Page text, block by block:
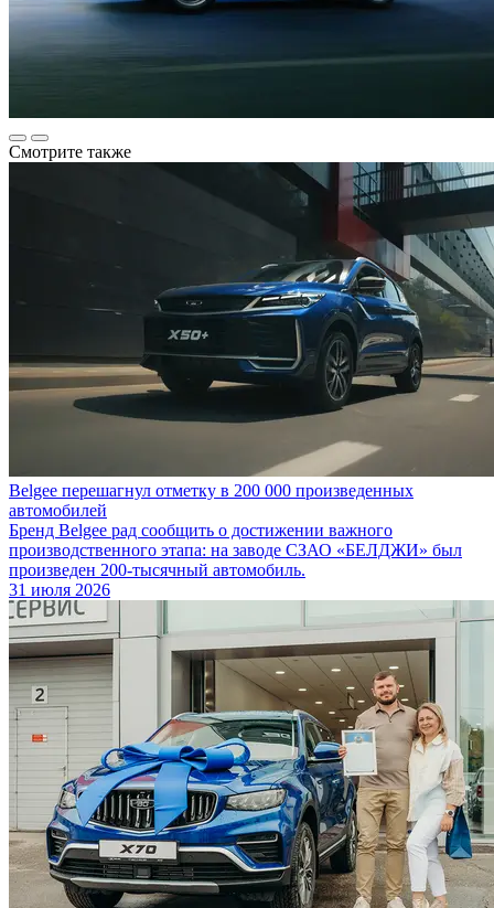
Смотрите также
Belgee перешагнул отметку в 200 000 произведенных
автомобилей
Бренд Belgee рад сообщить о достижении важного
производственного этапа: на заводе СЗАО «БЕЛДЖИ» был
произведен 200-тысячный автомобиль.
31 июля 2026